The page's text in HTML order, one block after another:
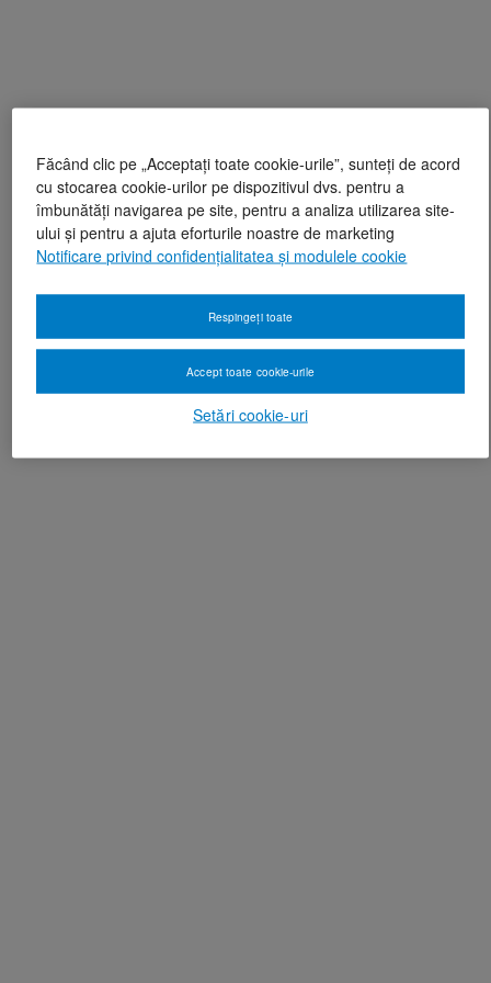
Făcând clic pe „Acceptați toate cookie-urile”, sunteți de acord
cu stocarea cookie-urilor pe dispozitivul dvs. pentru a
îmbunătăți navigarea pe site, pentru a analiza utilizarea site-
ului și pentru a ajuta eforturile noastre de marketing
Notificare privind confidențialitatea și modulele cookie
Setări cookie-uri
Respingeți toate
Accept toate cookie-urile